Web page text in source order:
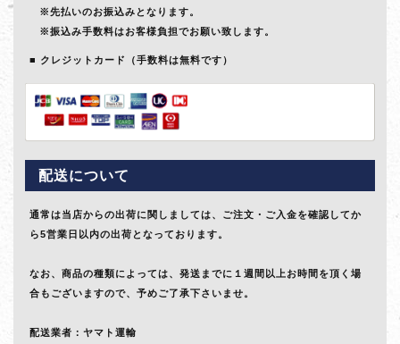
※先払いのお振込みとなります。
※振込み手数料はお客様負担でお願い致します。
クレジットカード（手数料は無料です）
配送について
通常は当店からの出荷に関しましては、ご注文・ご入金を確認してか
ら5営業日以内の出荷となっております。
なお、商品の種類によっては、発送までに１週間以上お時間を頂く場
合もございますので、予めご了承下さいませ。
配送業者：ヤマト運輸